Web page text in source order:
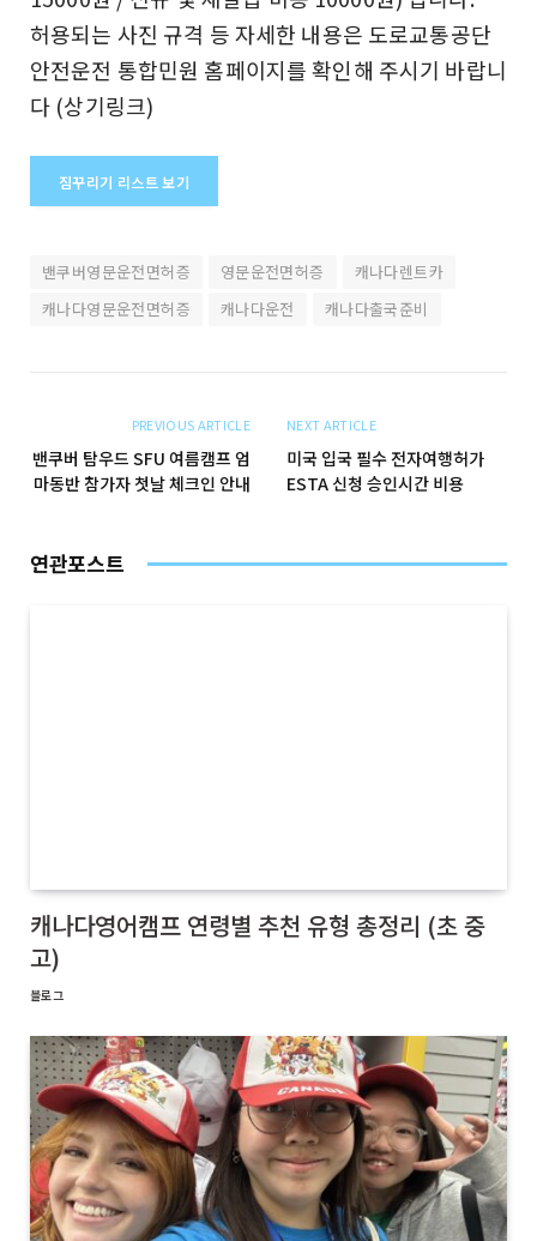
허용되는 사진 규격 등 자세한 내용은 도로교통공단
안전운전 통합민원 홈페이지를 확인해 주시기 바랍니
다 (상기링크)
짐꾸리기 리스트 보기
밴쿠버영문운전면허증 영문운전면허증
캐나다렌트카
캐나다영문운전면허증
캐나다운전 캐나다출국준비
PREVIOUS ARTICLE
밴쿠버 탐우드 SFU 여름캠프 엄
마동반 참가자 첫날 체크인 안내
NEXT ARTICLE
미국 입국 필수 전자여행허가
ESTA 신청 승인시간 비용
연관포스트
캐나다영어캠프 연령별 추천 유형 총정리 (초 중
고)
블로그